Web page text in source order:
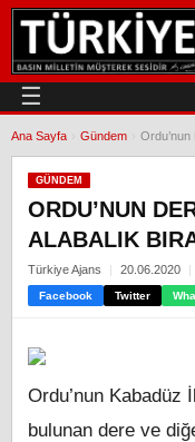
☰
Ana Sayfa Gündem Ordu’nun
GÜNDEM
ORDU’NUN
ALABALIK
Türkiye Ajans 20.06.2020
Facebook Twitter
Ordu’nun Kabadüz
bulunan dere ve